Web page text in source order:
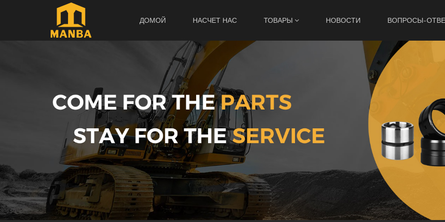
ДОМОЙ НАСЧЕТ НАС ТОВАРЫ НОВОСТИ ВОПРОСЫ-